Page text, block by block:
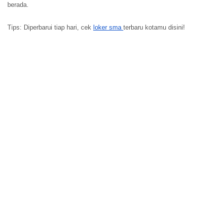
berada.
Tips: Diperbarui tiap hari, cek loker sma terbaru kotamu disini!